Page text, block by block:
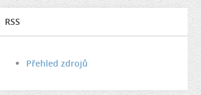
RSS
Přehled zdrojů